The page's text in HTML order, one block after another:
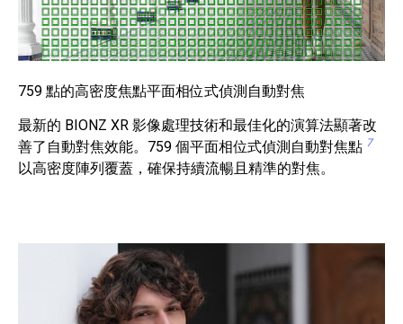
759 點的高密度焦點平面相位式偵測自動對焦
最新的 BIONZ XR 影像處理技術和最佳化的演算法顯著改
善了自動對焦效能。759 個平面相位式偵測自動對焦點 7
以高密度陣列覆蓋，確保持續流暢且精準的對焦。